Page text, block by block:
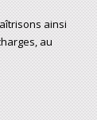
ainsi
au